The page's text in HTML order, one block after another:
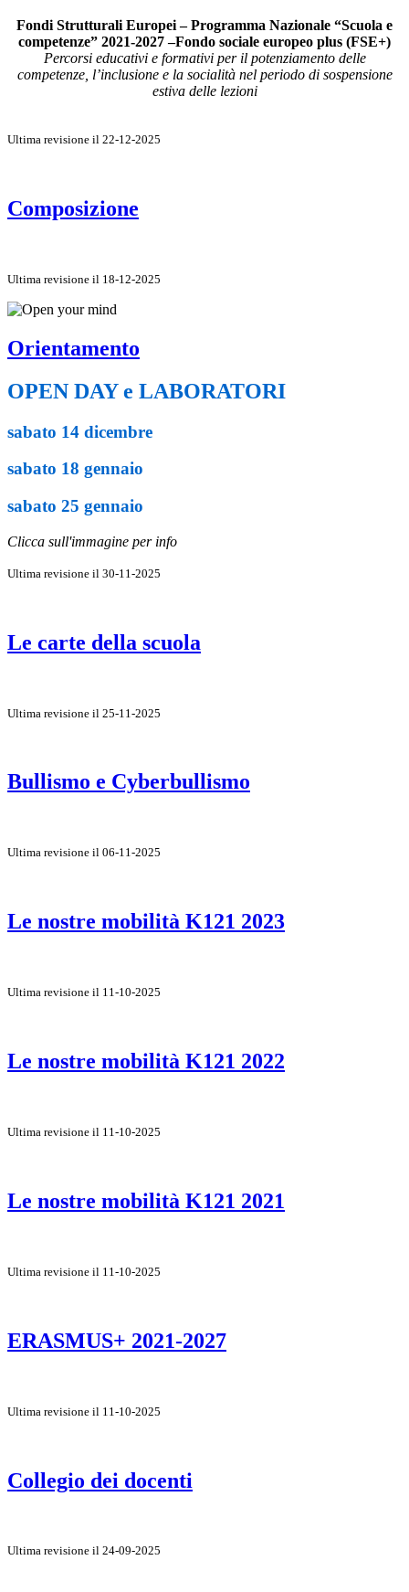
Fondi Strutturali Europei – Programma Nazionale “Scuola e
competenze” 2021-2027 –Fondo sociale europeo plus (FSE+)
Percorsi educativi e formativi per il potenziamento delle
competenze, l’inclusione e la socialità nel periodo di sospensione
estiva delle lezioni
Ultima revisione il 22-12-2025
Composizione
Ultima revisione il 18-12-2025
Orientamento
OPEN DAY e LABORATORI
sabato 14 dicembre
sabato 18 gennaio
sabato 25 gennaio
Clicca sull'immagine per info
Ultima revisione il 30-11-2025
Le carte della scuola
Ultima revisione il 25-11-2025
Bullismo e Cyberbullismo
Ultima revisione il 06-11-2025
Le nostre mobilità K121 2023
Ultima revisione il 11-10-2025
Le nostre mobilità K121 2022
Ultima revisione il 11-10-2025
Le nostre mobilità K121 2021
Ultima revisione il 11-10-2025
ERASMUS+ 2021-2027
Ultima revisione il 11-10-2025
Collegio dei docenti
Ultima revisione il 24-09-2025